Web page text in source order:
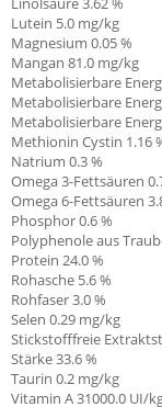
Lutein 5.0 mg/kg
Magnesium 0.05 %
Mangan 81.0 mg/kg
Metabolisierbare
Metabolisierbare
Metabolisierbare
Methionin Cystin 1.16
Natrium 0.3 %
Omega 3-Fettsäuren
Omega 6-Fettsäuren
Phosphor 0.6 %
Polyphenole aus
Protein 24.0 %
Rohasche 5.6 %
Rohfaser 3.0 %
Selen 0.29 mg/kg
Stickstofffreie
Stärke 33.6 %
Taurin 0.2 mg/kg
Vitamin A31000.0 UI/